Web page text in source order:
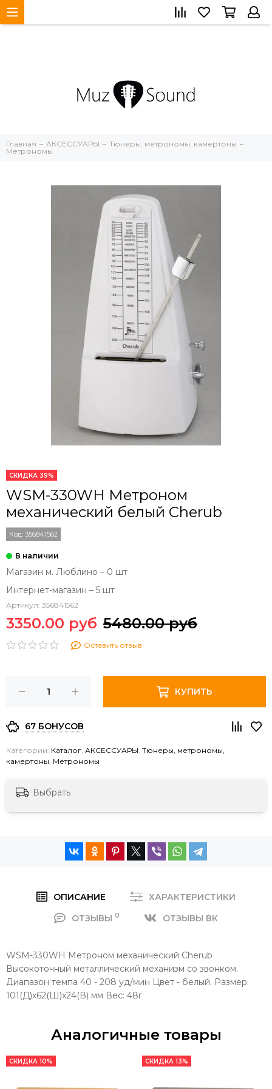
Главная АКСЕССУАРЫ
Тюнеры, метрономы, камертоны
Метрономы
СКИДКА 39%
WSM-330WH Метроном
механический белый Cherub
Код: 356841562
Магазин м. Люблино – 0 шт
Интернет-магазин – 5 шт
Артикул: 356841562
3350.00 руб 5480.00 руб
Оставить отзыв
КУПИТЬ
67 БОНУСОВ
Категории: Каталог, АКСЕССУАРЫ, Тюнеры, метрономы,
камертоны, Метрономы
Выбрать
ОПИСАНИЕ
ХАРАКТЕРИСТИКИ
ОТЗЫВЫ 0 ОТЗЫВЫ ВК
WSM-330WH Метроном механический Cherub
Высокоточный металлический механизм со звонком.
Диапазон темпа 40 - 208 уд/мин Цвет - белый. Размер:
101(Д)x62(Ш)x24(В) мм Вес: 48г
Аналогичные товары
СКИДКА 10% СКИДКА 13%